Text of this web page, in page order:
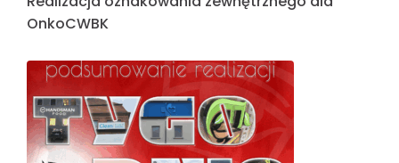
OnkoCWBK